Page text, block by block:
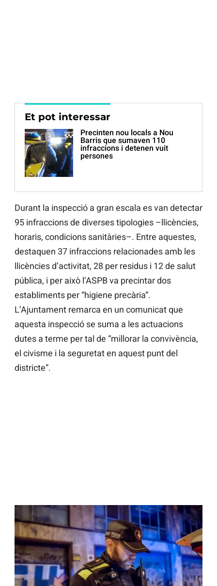
Et pot interessar
Precinten nou locals a Nou
Barris que sumaven 110
infraccions i detenen vuit
persones
Durant la inspecció a gran escala es van detectar
95 infraccions de diverses tipologies –llicències,
horaris, condicions sanitàries–. Entre aquestes,
destaquen 37 infraccions relacionades amb les
llicències d’activitat, 28 per residus i 12 de salut
pública, i per això l’ASPB va precintar dos
establiments per “higiene precària”.
L’Ajuntament remarca en un comunicat que
aquesta inspecció se suma a les actuacions
dutes a terme per tal de “millorar la convivència,
el civisme i la seguretat en aquest punt del
districte”.